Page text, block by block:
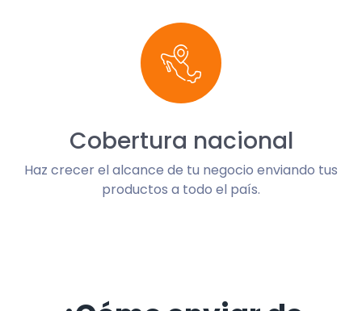
Cobertura nacional
Haz crecer el alcance de tu negocio enviando tus
productos a todo el país.